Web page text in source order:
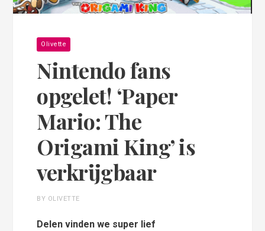
Olivette
Nintendo fans
opgelet! ‘Paper
Mario: The
Origami King’ is
verkrijgbaar
BY OLIVETTE
Delen vinden we super lief